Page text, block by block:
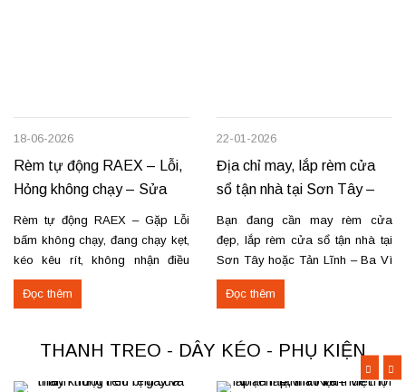
18-06-2026
Rèm tự động RAEX – Lỗi,
Hỏng không chạy – Sửa
tận nơi
Rèm tự động RAEX – Gặp Lỗi
bấm không chạy, đang chạy kẹt,
kéo kêu rít, không nhận điều
khiển… Nhận thay mới động cơ,
sửa chữa rèm tự động raex và
Đọc thêm
22-01-2026
Địa chỉ may, lắp rèm cửa
sổ tận nhà tại Sơn Tây –
Tản Lĩnh Ba Vì
Bạn đang cần may rèm cửa
đẹp, lắp rèm cửa sổ tận nhà tại
Sơn Tây hoặc Tản Lĩnh – Ba Vì
với giá hợp lý? Chúng tôi
chuyên may rèm theo yêu cầu,
tiến độ. Thực tế, chúng tôi vừa
hoàn thiện thi công rèm...
Đọc thêm
THANH TREO - DÂY KÉO - PHỤ KIỆN